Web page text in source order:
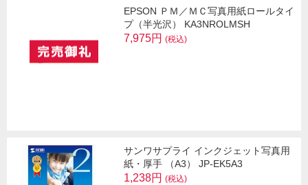
EPSON ＰＭ／ＭＣ写真用紙ロールタイ
プ（半光沢） KA3NROLMSH
7,975円 (税込)
サンワサプライ インクジェット写真用
紙・厚手 （A3） JP-EK5A3
1,238円 (税込)